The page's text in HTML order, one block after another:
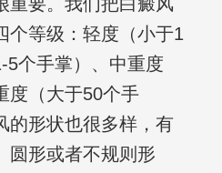
个等级：轻度（小于1
5个手掌）、中重度
度（大于50个手
的形状也很多样，有
圆形或者不规则形